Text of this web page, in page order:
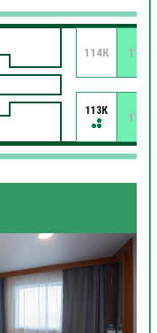
111
112
113К
114К